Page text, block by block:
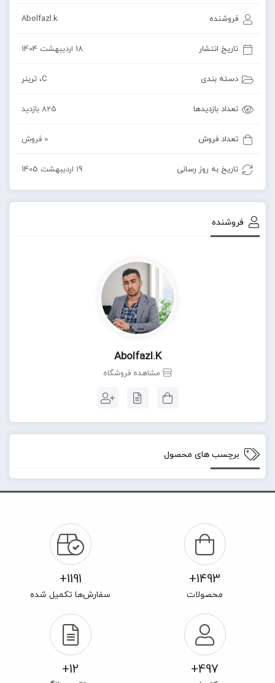
فروشنده Abolfazl.k
تاریخ انتشار 18 اردیبهشت 1404
دسته بندی C، ترینر
تعداد بازدیدها 825 بازدید
تعداد فروش 0 فروش
تاریخ به روز رسانی 19 اردیبهشت 1405
فروشنده
Abolfazl.k
مشاهده فروشگاه
برچسب های محصول
1493+
محصولات
1191+
سفارش‌ها تکمیل شده
497+
12+